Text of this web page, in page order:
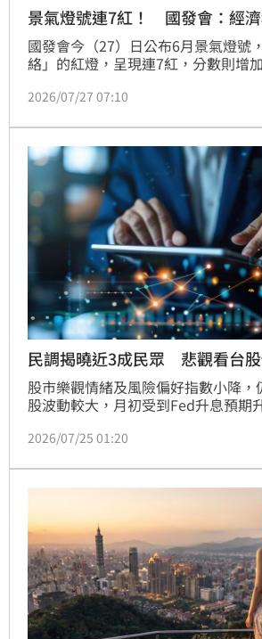
景氣燈號連7紅！ 國發會：經
國發會今（27）日公布6月景氣燈號
絡」的紅燈，呈現連7紅，分數則增
經濟維持穩健成長。
2026/07/27 07:10
民調揭曉近3成民眾 悲觀看台
股市樂觀情緒及風險偏好指數小降，
股波動較大，月初受到Fed升息預期
技股反彈，帶動台股走升。本月調查
39。
2026/07/25 01:20